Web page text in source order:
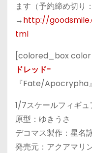
ます（予約締め切り：
→http://
tml
[colored_box
ドレッド-
『Fate/Apocrypha』
1/7スケールフィギ
原型：ゆきうさ
デコマス製作：星名
発売元：アクアマリ